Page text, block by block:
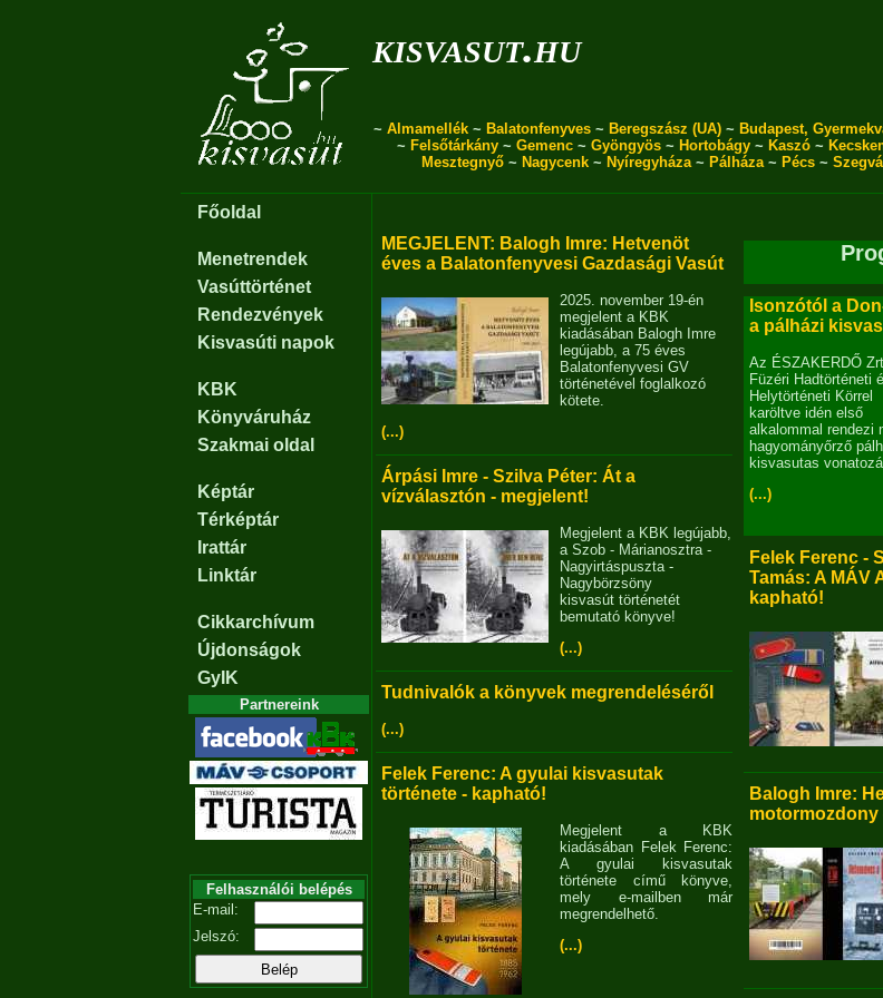
kisvasut.hu
~ Almamellék~ Balatonfenyves~ Beregszász (UA)~ Budapest,
~ Felsőtárkány ~ Gemenc ~ Gyöngyös ~ Hortobágy ~ Kaszó ~
Mesztegnyő~ Nagycenk~ Nyíregyháza~ Pálháza~ Pécs~
Főoldal
Menetrendek
Vasúttörténet
Rendezvények
Kisvasúti napok
KBK
Könyváruház
Szakmai oldal
Képtár
Térképtár
Irattár
Linktár
Cikkarchívum
Újdonságok
GyIK
Partnereink
Felhasználói belépés
E-mail:
Jelszó:
MEGJELENT: Balogh Imre: Hetvenöt
éves a Balatonfenyvesi Gazdasági Vasút
2025. november 19-én
megjelent a KBK
kiadásában Balogh Imre
legújabb, a 75 éves
Balatonfenyvesi GV
történetével foglalkozó
kötete.
(...)
Árpási Imre - Szilva Péter: Át a
vízválasztón - megjelent!
Megjelent a KBK legújabb,
a Szob - Márianosztra -
Nagyirtáspuszta -
Nagybörzsöny
kisvasút történetét
bemutató könyve!
(...)
Tudnivalók a könyvek megrendeléséről
(...)
Felek Ferenc: A gyulai kisvasutak
története - kapható!
Megjelent a KBK
kiadásában Felek Ferenc:
A gyulai kisvasutak
története című könyve,
mely e-mailben már
megrendelhető.
(...)
Isonzótól a
a pálházi
Az ÉSZAKERDŐ
Füzéri Hadtörténeti
Helytörténeti Körrel
karöltve idén első
alkalommal rendezi
hagyományőrző
kisvasutas
(...)
Felek Ferenc -
Tamás: A MÁV
kapható!
Balogh Imre:
motormozdony